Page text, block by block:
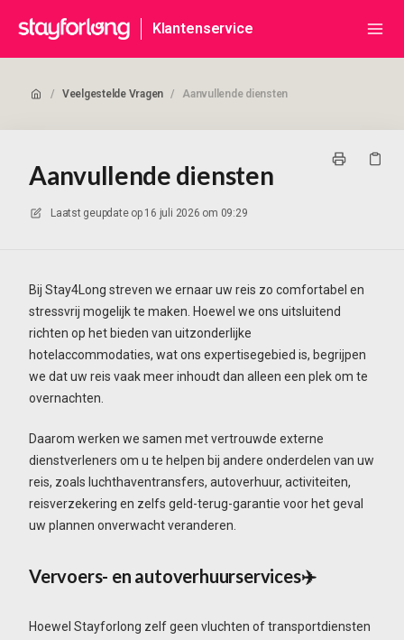
Klantenservice
/ Veelgestelde Vragen / Aanvullende diensten
Aanvullende diensten
Laatst geupdate op 16 juli 2026 om 09:29
Bij Stay4Long streven we ernaar uw reis zo comfortabel en
stressvrij mogelijk te maken. Hoewel we ons uitsluitend
richten op het bieden van uitzonderlijke
hotelaccommodaties, wat ons expertisegebied is, begrijpen
we dat uw reis vaak meer inhoudt dan alleen een plek om te
overnachten.
Daarom werken we samen met vertrouwde externe
dienstverleners om u te helpen bij andere onderdelen van uw
reis, zoals luchthaventransfers, autoverhuur, activiteiten,
reisverzekering en zelfs geld-terug-garantie voor het geval
uw plannen onverwacht veranderen.
Vervoers- en autoverhuurservices✈️
Hoewel Stayforlong zelf geen vluchten of transportdiensten